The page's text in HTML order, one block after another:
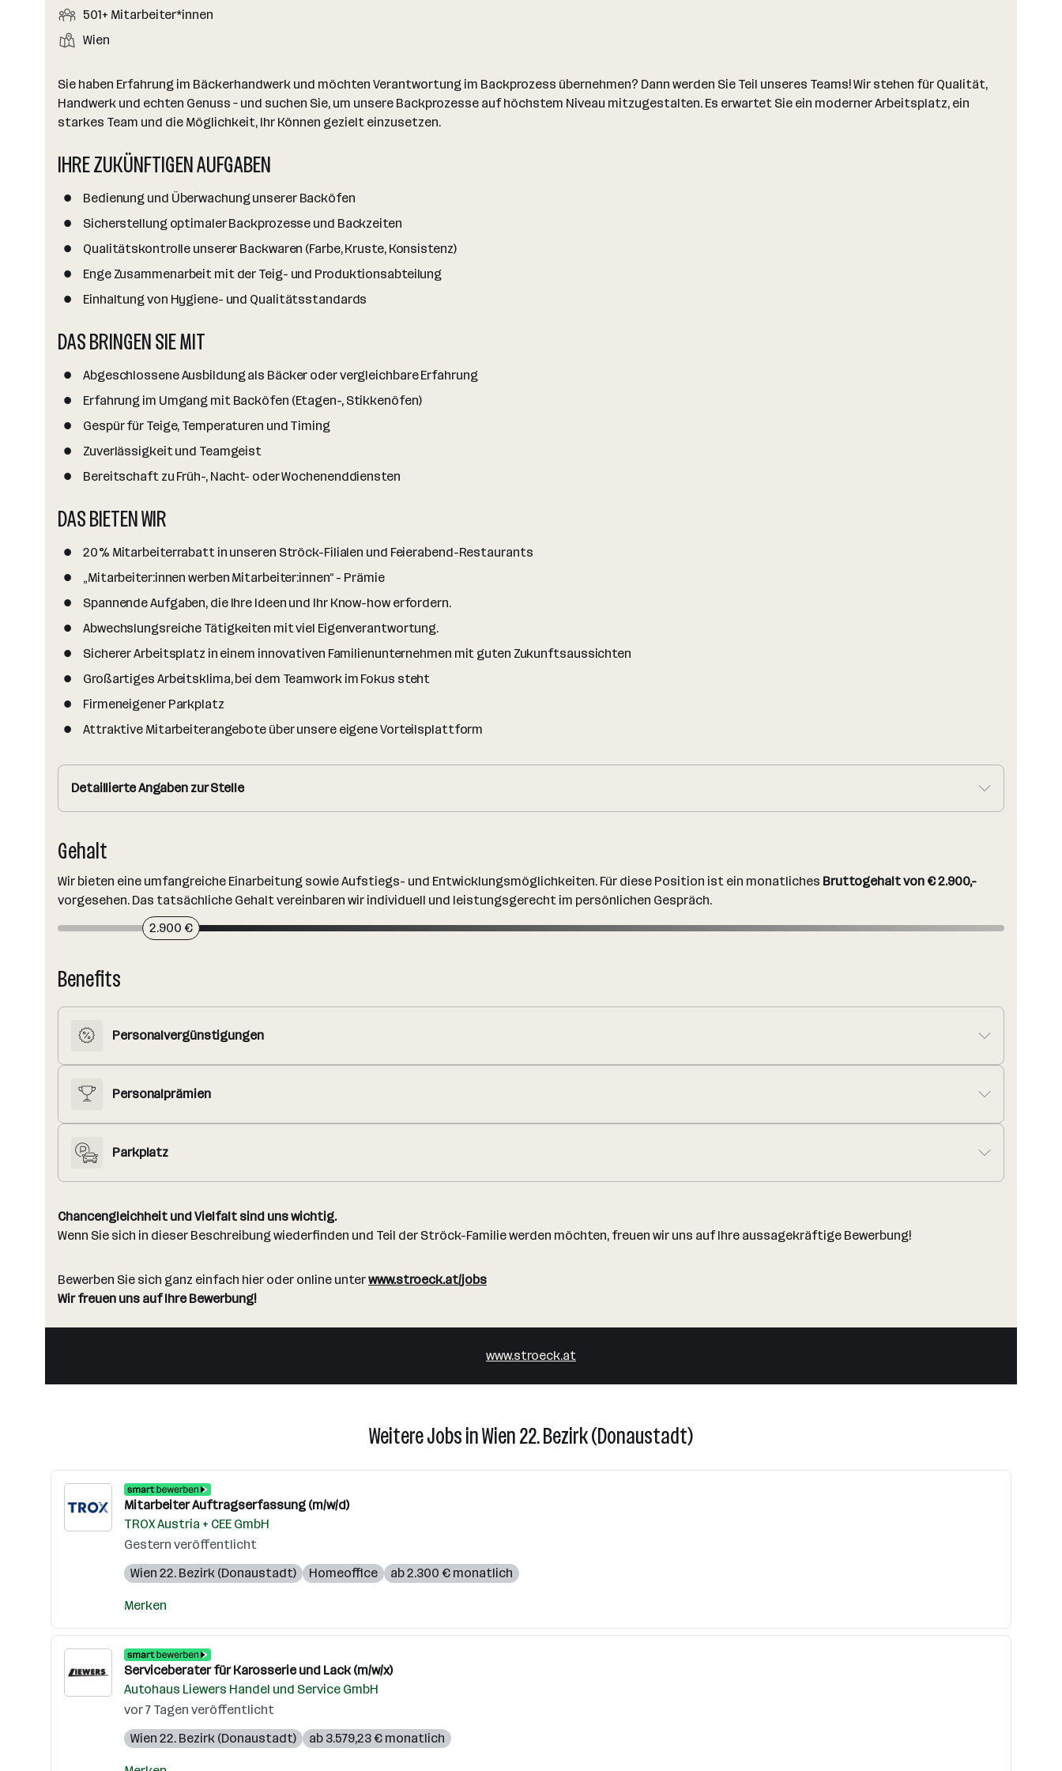
t
b
n
d
e
t
f
l
e
r
e
S
l
l
e
r
e
t
g
e
e
M
i
t
r
b
e
n
e
a
501+ Mitarbeiter*innen
S
a
n
d
r
t
Wien
Sie haben Erfahrung im Bäckerhandwerk und möchten Verantwortung im Backprozess übernehmen? Dann werden Sie Teil unseres Teams! Wir stehen für Qualität,
Handwerk und echten Genuss – und suchen Sie, um unsere Backprozesse auf höchstem Niveau mitzugestalten. Es erwartet Sie ein moderner Arbeitsplatz, ein
starkes Team und die Möglichkeit, Ihr Können gezielt einzusetzen.
IHRE ZUKÜNFTIGEN AUFGABEN
Bedienung und Überwachung unserer Backöfen
Sicherstellung optimaler Backprozesse und Backzeiten
Qualitätskontrolle unserer Backwaren (Farbe, Kruste, Konsistenz)
Enge Zusammenarbeit mit der Teig- und Produktionsabteilung
Einhaltung von Hygiene- und Qualitätsstandards
DAS BRINGEN SIE MIT
Abgeschlossene Ausbildung als Bäcker oder vergleichbare Erfahrung
Erfahrung im Umgang mit Backöfen (Etagen-, Stikkenöfen)
Gespür für Teige, Temperaturen und Timing
Zuverlässigkeit und Teamgeist
Bereitschaft zu Früh-, Nacht- oder Wochenenddiensten
DAS BIETEN WIR
20% Mitarbeiterrabatt in unseren Ströck-Filialen und Feierabend-Restaurants
„Mitarbeiter:innen werben Mitarbeiter:innen“ - Prämie
Spannende Aufgaben, die Ihre Ideen und Ihr Know-how erfordern.
Abwechslungsreiche Tätigkeiten mit viel Eigenverantwortung.
Sicherer Arbeitsplatz in einem innovativen Familienunternehmen mit guten Zukunftsaussichten
Großartiges Arbeitsklima, bei dem Teamwork im Fokus steht
Firmeneigener Parkplatz
Attraktive Mitarbeiterangebote über unsere eigene Vorteilsplattform
Detaillierte Angaben zur Stelle
Gehalt
Wir bieten eine umfangreiche Einarbeitung sowie Aufstiegs- und Entwicklungsmöglichkeiten. Für diese Position ist ein monatliches Bruttogehalt von € 2.900,-
vorgesehen. Das tatsächliche Gehalt vereinbaren wir individuell und leistungsgerecht im persönlichen Gespräch.
2.900 €
Benefits
Personalvergünstigungen
Personalprämien
Parkplatz
Chancengleichheit und Vielfalt sind uns wichtig.
Wenn Sie sich in dieser Beschreibung wiederfinden und Teil der Ströck-Familie werden möchten, freuen wir uns auf Ihre aussagekräftige Bewerbung!
Bewerben Sie sich ganz einfach hier oder online unterwww.stroeck.at/jobs
Wir freuen uns auf Ihre Bewerbung!
www.stroeck.at
Weitere Jobs in Wien 22. Bezirk (Donaustadt)
Mitarbeiter Auftragserfassung (m/w/d)
TROX Austria + CEE GmbH
Gestern veröffentlicht
Wien 22. Bezirk (Donaustadt)
Homeoffice ab 2.300 € monatlich
Merken
Serviceberater für Karosserie und Lack (m/w/x)
Autohaus Liewers Handel und Service GmbH
vor 7 Tagen veröffentlicht
Wien 22. Bezirk (Donaustadt)
ab 3.579,23 € monatlich